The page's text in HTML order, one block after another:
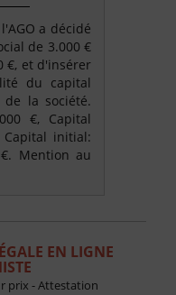
a décidé
de 3.000 €
€, et d'insérer
du capital
la société.
€, Capital
initial:
Mention au
EN LIGNE
prix - Attestation